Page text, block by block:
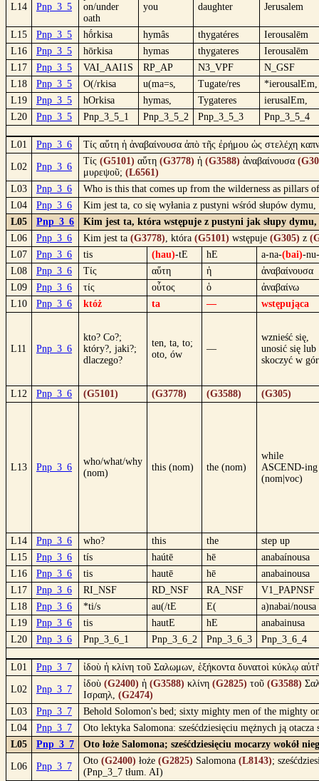
L14 Pnp_3_5
on/under
oath
you daughter Jerusalem
L15 Pnp_3_5 hṓrkisa hymâs thygatéres
Ierousalēm
L16
Pnp_3_5 hōrkisa hymas thygateres
Ierousalēm
L17
Pnp_3_5 VAI_AAI1S RP_AP N3_VPF
N_GSF
L18
Pnp_3_5 O(/rkisa u(ma=s, Tugate/res
*ierousalEm,
L19
Pnp_3_5 hOrkisa hymas, Tygateres
ierusalEm,
L20
Pnp_3_5 Pnp_3_5_1 Pnp_3_5_2 Pnp_3_5_3 Pnp_3_5_4
L01 Pnp_3_6 Τίς αὕτη ἡ ἀναβαίνουσα ἀπὸ τῆς ἐρήμου ὡς στελέχη
L02 Pnp_3_6
Τίς (G5101) αὕτη (G3778) ἡ (G3588) ἀναβαίνουσα
μυρεψοῦ; (L6561)
L03
Pnp_3_6
Who is this that comes up from the wilderness as pillars
L04
Pnp_3_6
Kim jest ta, co się wyłania z pustyni wśród słupów
L05
Pnp_3_6
Kim jest ta, która wstępuje z pustyni jak słupy
L06
Pnp_3_6 Kim jest ta (G3778), która (G5101) wstępuje (G305) z
L07
Pnp_3_6 tis (hau)-tE hE a-na-(bai)-
L08
Pnp_3_6 Τίς αὕτη ἡ
ἀναβαίνουσα
L09
Pnp_3_6 τίς οὗτος ὁ
ἀναβαίνω
L10
Pnp_3_6 któż ta — wstępująca
L11 Pnp_3_6
kto? Co?;
który?, jaki?;
dlaczego?
ten, ta, to;
oto, ów
—
wznieść się,
unosić się lub
skoczyć w
L12 Pnp_3_6 (G5101) (G3778) (G3588) (G305)
L13 Pnp_3_6
who/what/why
(nom)
this (nom) the (nom)
while
ASCEND-ing
(nom|voc)
L14 Pnp_3_6 who? this the
step up
L15
Pnp_3_6 tís haútē hē
anabaínousa
L16
Pnp_3_6 tis hautē hē
anabainousa
L17
Pnp_3_6 RI_NSF RD_NSF RA_NSF
V1_PAPNSF
L18
Pnp_3_6 *ti/s au(/tE E(
a)nabai/nousa
L19
Pnp_3_6 tis hautE hE
anabainusa
L20
Pnp_3_6 Pnp_3_6_1 Pnp_3_6_2 Pnp_3_6_3 Pnp_3_6_4
L01 Pnp_3_7 ἰδοὺ ἡ κλίνη τοῦ Σαλωμων, ἑξήκοντα δυνατοὶ κύκλῳ
L02 Pnp_3_7
ἰδοὺ (G2400) ἡ (G3588) κλίνη (G2825) τοῦ (G3588)
Ισραηλ, (G2474)
L03
Pnp_3_7
Behold Solomon's bed; sixty mighty men of the mighty
L04
Pnp_3_7
Oto lektyka Salomona: sześćdziesięciu mężnych ją
L05
Pnp_3_7 Oto łoże Salomona; sześćdziesięciu mocarzy wokół
L06 Pnp_3_7
Oto (G2400) łoże (G2825) Salomona (L8143);
(Pnp_3_7 tłum. AI)